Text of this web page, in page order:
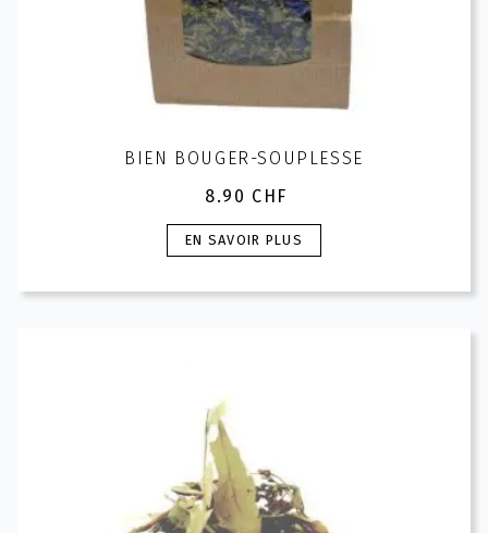
BIEN BOUGER-SOUPLESSE
8.90 CHF
EN SAVOIR PLUS
Ce
produit
peuvent
choisies
la
page